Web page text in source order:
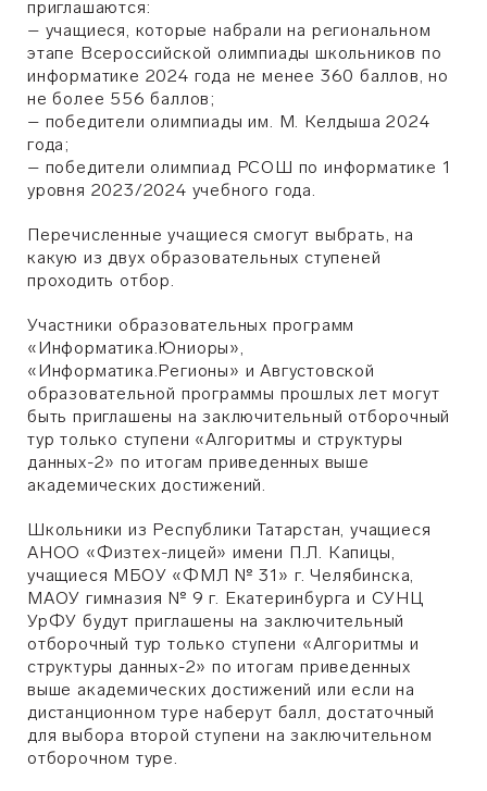
приглашаются:
– учащиеся, которые набрали на региональном
этапе Всероссийской олимпиады школьников по
информатике 2024 года не менее 360 баллов, но
не более 556 баллов;
– победители олимпиады им. М. Келдыша 2024
года;
– победители олимпиад РСОШ по информатике 1
уровня 2023/2024 учебного года.
Перечисленные учащиеся смогут выбрать, на
какую из двух образовательных ступеней
проходить отбор.
Участники образовательных программ
«Информатика.Юниоры»,
«Информатика.Регионы» и Августовской
образовательной программы прошлых лет могут
быть приглашены на заключительный отборочный
тур только ступени «Алгоритмы и структуры
данных-2» по итогам приведенных выше
академических достижений.
Школьники из Республики Татарстан, учащиеся
АНОО «Физтех-лицей» имени П.Л. Капицы,
учащиеся МБОУ «ФМЛ № 31» г. Челябинска,
МАОУ гимназия № 9 г. Екатеринбурга и СУНЦ
УрФУ будут приглашены на заключительный
отборочный тур только ступени «Алгоритмы и
структуры данных-2» по итогам приведенных
выше академических достижений или если на
дистанционном туре наберут балл, достаточный
для выбора второй ступени на заключительном
отборочном туре.